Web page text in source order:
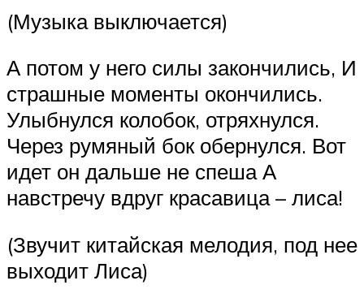
(Музыка выключается)
А потом у него силы закончились, И
страшные моменты окончились.
Улыбнулся колобок, отряхнулся.
Через румяный бок обернулся. Вот
идет он дальше не спеша А
навстречу вдруг красавица – лиса!
(Звучит китайская мелодия, под нее
выходит Лиса)